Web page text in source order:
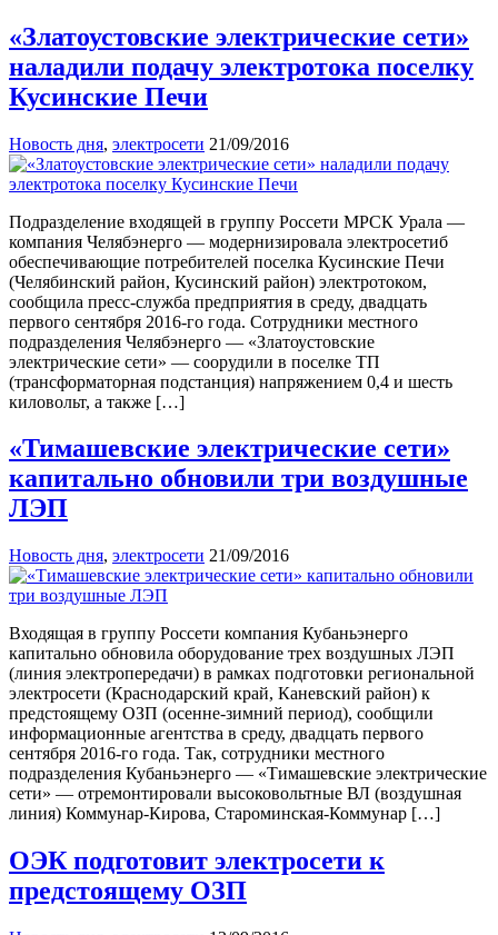
«Златоустовские электрические сети»
наладили подачу электротока поселку
Кусинские Печи
Новость дня, электросети 21/09/2016
Подразделение входящей в группу Россети МРСК Урала —
компания Челябэнерго — модернизировала электросетиб
обеспечивающие потребителей поселка Кусинские Печи
(Челябинский район, Кусинский район) электротоком,
сообщила пресс-служба предприятия в среду, двадцать
первого сентября 2016-го года. Сотрудники местного
подразделения Челябэнерго — «Златоустовские
электрические сети» — соорудили в поселке ТП
(трансформаторная подстанция) напряжением 0,4 и шесть
киловольт, а также […]
«Тимашевские электрические сети»
капитально обновили три воздушные
ЛЭП
Новость дня, электросети 21/09/2016
Входящая в группу Россети компания Кубаньэнерго
капитально обновила оборудование трех воздушных ЛЭП
(линия электропередачи) в рамках подготовки региональной
электросети (Краснодарский край, Каневский район) к
предстоящему ОЗП (осенне-зимний период), сообщили
информационные агентства в среду, двадцать первого
сентября 2016-го года. Так, сотрудники местного
подразделения Кубаньэнерго — «Тимашевские электрические
сети» — отремонтировали высоковольтные ВЛ (воздушная
линия) Коммунар-Кирова, Староминская-Коммунар […]
ОЭК подготовит электросети к
предстоящему ОЗП